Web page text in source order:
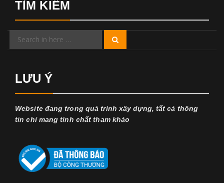
TÌM KIẾM
Search
LƯU Ý
Website đang trong quá trình xây dựng, tất cả thông
tin chỉ mang tính chất tham khảo